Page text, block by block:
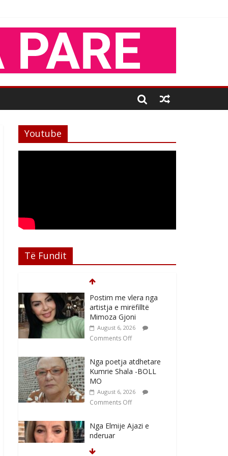
Youtube
Të Fundit
Postim me vlera nga
artistja e mirëfilltë
Mimoza Gjoni
August 6, 2026
Comments Off
Nga poetja atdhetare
Kumrie Shala -BOLL
MO
August 6, 2026
Comments Off
Nga Elmije Ajazi e
nderuar